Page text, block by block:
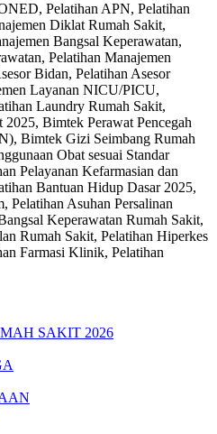
Pelatihan APN, Pelatihan
Diklat Rumah Sakit,
Bangsal Keperawatan,
Pelatihan Manajemen
Bidan, Pelatihan Asesor
Layanan NICU/PICU,
Laundry Rumah Sakit,
Bimtek Perawat Pencegah
Bimtek Gizi Seimbang Rumah
Obat sesuai Standar
Pelayanan Kefarmasian dan
Bantuan Hidup Dasar 2025,
Pelatihan Asuhan Persalinan
Keperawatan Rumah Sakit,
Rumah Sakit, Pelatihan Hiperkes
Farmasi Klinik, Pelatihan
SAKIT 2026